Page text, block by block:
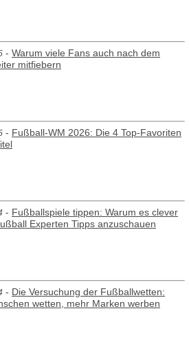
- Warum viele Fans auch nach dem
mitfiebern
- Fußball-WM 2026: Die 4 Top-Favoriten
- Fußballspiele tippen: Warum es clever
Experten Tipps anzuschauen
- Die Versuchung der Fußballwetten:
wetten, mehr Marken werben